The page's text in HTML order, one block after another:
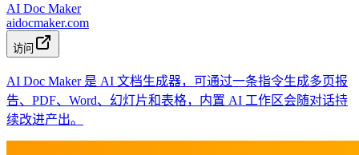
AI Doc Maker
aidocmaker.com
访问
AI Doc Maker 是 AI 文档生成器，可通过一条指令生成多页报
告、PDF、Word、幻灯片和表格，内置 AI 工作区会随对话持
续改进产出。